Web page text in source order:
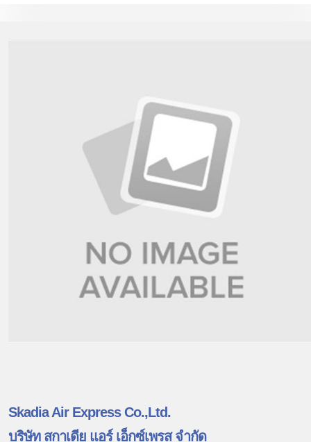
Skadia Air Express Co.,Ltd.
บริษัท สกาเดีย แอร์ เอ็กซ์เพรส จำกัด